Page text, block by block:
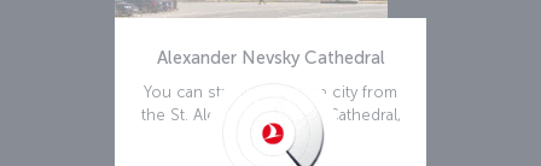
Alexander Nevsky Cathedral
You can start touring the city from
the St. Alexander Nevsky Cathedral,
Weiterlesen